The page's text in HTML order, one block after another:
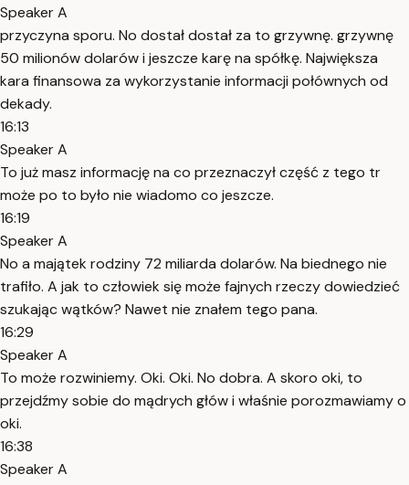
Speaker A
przyczyna sporu. No dostał dostał za to grzywnę. grzywnę
50 milionów dolarów i jeszcze karę na spółkę. Największa
kara finansowa za wykorzystanie informacji połównych od
dekady.
16:13
Speaker A
To już masz informację na co przeznaczył część z tego tr
może po to było nie wiadomo co jeszcze.
16:19
Speaker A
No a majątek rodziny 72 miliarda dolarów. Na biednego nie
trafiło. A jak to człowiek się może fajnych rzeczy dowiedzieć
szukając wątków? Nawet nie znałem tego pana.
16:29
Speaker A
To może rozwiniemy. Oki. Oki. No dobra. A skoro oki, to
przejdźmy sobie do mądrych głów i właśnie porozmawiamy o
oki.
16:38
Speaker A